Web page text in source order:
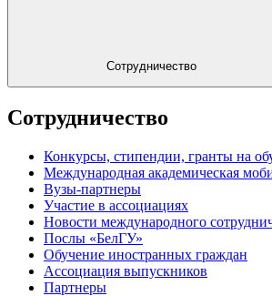
Сотрудничество
Сотрудничество
Конкурсы, стипендии, гранты на
Международная академическая
Вузы-партнеры
Участие в ассоциациях
Новости международного
Послы «БелГУ»
Обучение иностранных граждан
Ассоциация выпускников
Партнеры